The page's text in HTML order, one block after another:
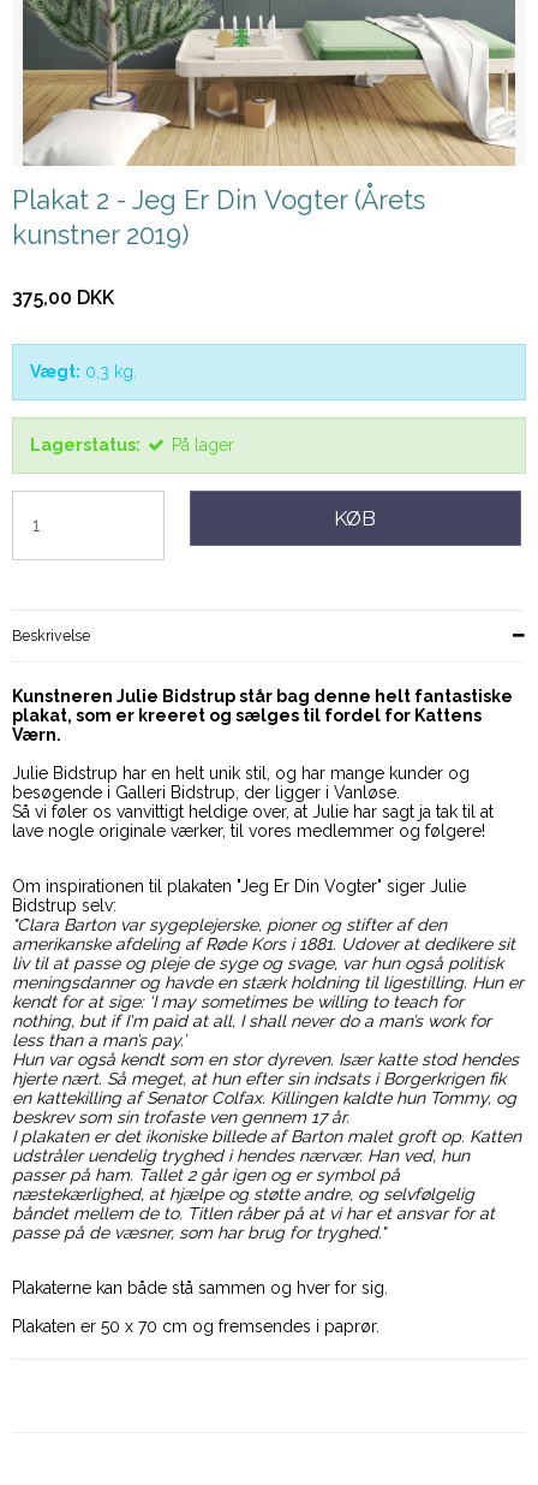
Plakat 2 - Jeg Er Din Vogter (Årets
kunstner 2019)
375,00 DKK
Vægt: 0,3 kg.
Lagerstatus: På lager
KØB
Beskrivelse
Kunstneren Julie Bidstrup står bag denne helt fantastiske
plakat, som er kreeret og sælges til fordel for Kattens
Værn.
Julie Bidstrup har en helt unik stil, og har mange kunder og
besøgende i Galleri Bidstrup, der ligger i Vanløse.
Så vi føler os vanvittigt heldige over, at Julie har sagt ja tak til at
lave nogle originale værker, til vores medlemmer og følgere!
Om inspirationen til plakaten "Jeg Er Din Vogter" siger Julie
Bidstrup selv:
"Clara Barton var sygeplejerske, pioner og stifter af den
amerikanske afdeling af Røde Kors i 1881. Udover at dedikere sit
liv til at passe og pleje de syge og svage, var hun også politisk
meningsdanner og havde en stærk holdning til ligestilling. Hun er
kendt for at sige: ‘I may sometimes be willing to teach for
nothing, but if I'm paid at all, I shall never do a man’s work for
less than a man’s pay.’
Hun var også kendt som en stor dyreven. Især katte stod hendes
hjerte nært. Så meget, at hun efter sin indsats i Borgerkrigen fik
en kattekilling af Senator Colfax. Killingen kaldte hun Tommy, og
beskrev som sin trofaste ven gennem 17 år.
I plakaten er det ikoniske billede af Barton malet groft op. Katten
udstråler uendelig tryghed i hendes nærvær. Han ved, hun
passer på ham. Tallet 2 går igen og er symbol på
næstekærlighed, at hjælpe og støtte andre, og selvfølgelig
båndet mellem de to. Titlen råber på at vi har et ansvar for at
passe på de væsner, som har brug for tryghed."
Plakaterne kan både stå sammen og hver for sig.
Plakaten er 50 x 70 cm og fremsendes i paprør.